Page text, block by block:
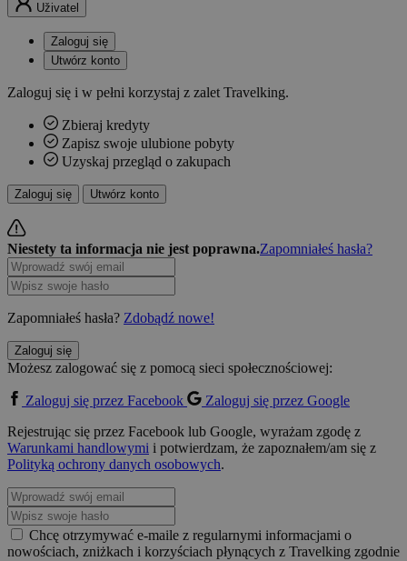
Uživatel
Zaloguj się
Utwórz konto
Zaloguj się i w pełni korzystaj z zalet Travelking.
Zbieraj kredyty
Zapisz swoje ulubione pobyty
Uzyskaj przegląd o zakupach
Zaloguj się Utwórz konto
Niestety ta informacja nie jest poprawna.Zapomniałeś hasła?
Zapomniałeś hasła? Zdobądź nowe!
Zaloguj się
Możesz zalogować się z pomocą sieci społecznościowej:
Zaloguj się przez Facebook
Zaloguj się przez Google
Rejestrując się przez Facebook lub Google, wyrażam zgodę z
Warunkami handlowymi i potwierdzam, że zapoznałem/am się z
Polityką ochrony danych osobowych.
Chcę otrzymywać e-maile z regularnymi informacjami o
nowościach, zniżkach i korzyściach płynących z Travelking zgodnie